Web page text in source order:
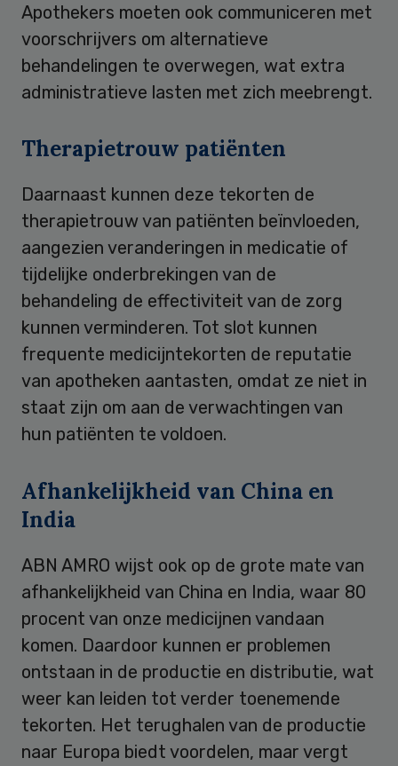
Apothekers moeten ook communiceren met
voorschrijvers om alternatieve
behandelingen te overwegen, wat extra
administratieve lasten met zich meebrengt.
Therapietrouw patiënten
Daarnaast kunnen deze tekorten de
therapietrouw van patiënten beïnvloeden,
aangezien veranderingen in medicatie of
tijdelijke onderbrekingen van de
behandeling de effectiviteit van de zorg
kunnen verminderen. Tot slot kunnen
frequente medicijntekorten de reputatie
van apotheken aantasten, omdat ze niet in
staat zijn om aan de verwachtingen van
hun patiënten te voldoen.
Afhankelijkheid van China en
India
ABN AMRO wijst ook op de grote mate van
afhankelijkheid van China en India, waar 80
procent van onze medicijnen vandaan
komen. Daardoor kunnen er problemen
ontstaan in de productie en distributie, wat
weer kan leiden tot verder toenemende
tekorten. Het terughalen van de productie
naar Europa biedt voordelen, maar vergt